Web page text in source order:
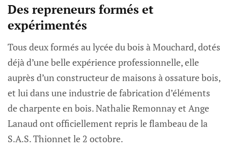
Des repreneurs formés et
expérimentés
Tous deux formés au lycée du bois à Mouchard, dotés
déjà d’une belle expérience professionnelle, elle
auprès d’un constructeur de maisons à ossature bois,
et lui dans une industrie de fabrication d’éléments
de charpente en bois. Nathalie Remonnay et Ange
Lanaud ont officiellement repris le flambeau de la
S.A.S. Thionnet le 2 octobre.